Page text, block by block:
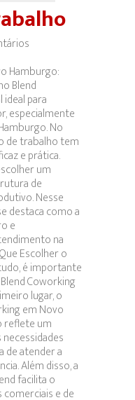
Hamburgo:
Blend
para
especialmente
No
de trabalho tem
e prática.
um
de
Nesse
destaca como a
e
na
Escolher o
é importante
Coworking
lugar, o
em Novo
reflete um
de atender a
Além disso, a
facilita o
e de